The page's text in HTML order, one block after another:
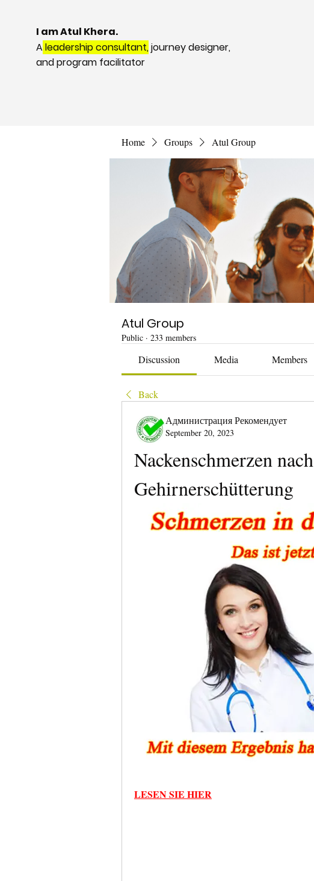
I am Atul Khera.
Aleadership consultant,journey designer,
and program facilitator
Home Groups Atul Group
Atul Group
Public · 233 members
Discussion Media Members
Back
Администрация Рекомендует
September 20, 2023
Nackenschmerzen nach
Gehirnerschütterung
LESEN SIE HIER